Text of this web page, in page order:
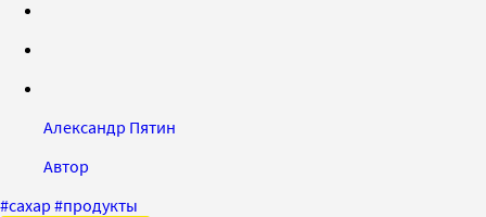
Александр Пятин
Автор
#сахар #продукты